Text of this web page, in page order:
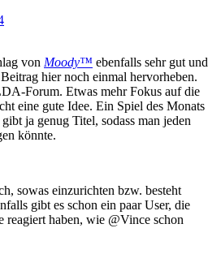
von Moody™ ebenfalls sehr gut und
hier noch einmal hervorheben.
Forum. Etwas mehr Fokus auf die
eine gute Idee. Ein Spiel des Monats
ja genug Titel, sodass man jeden
könnte.
sowas einzurichten bzw. besteht
gibt es schon ein paar User, die
reagiert haben, wie @Vince schon